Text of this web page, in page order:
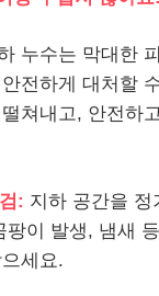
누수는 막대한
전하게 대처할
쳐내고, 안전하
: 지하 공간을
팡이 발생, 냄새
세요.